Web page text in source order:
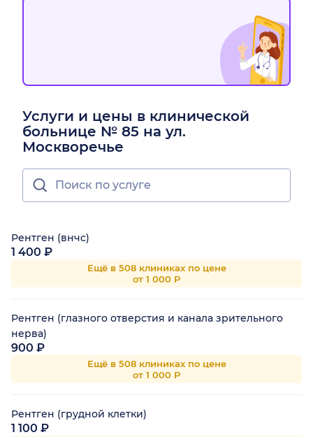
Услуги и цены в клинической
больнице № 85 на ул.
Москворечье
Рентген (внчс)
1 400 ₽
Ещё в 508 клиниках по цене
от 1 000 Р
Рентген (глазного отверстия и канала зрительного
нерва)
900 ₽
Ещё в 508 клиниках по цене
от 1 000 Р
Рентген (грудной клетки)
1 100 ₽